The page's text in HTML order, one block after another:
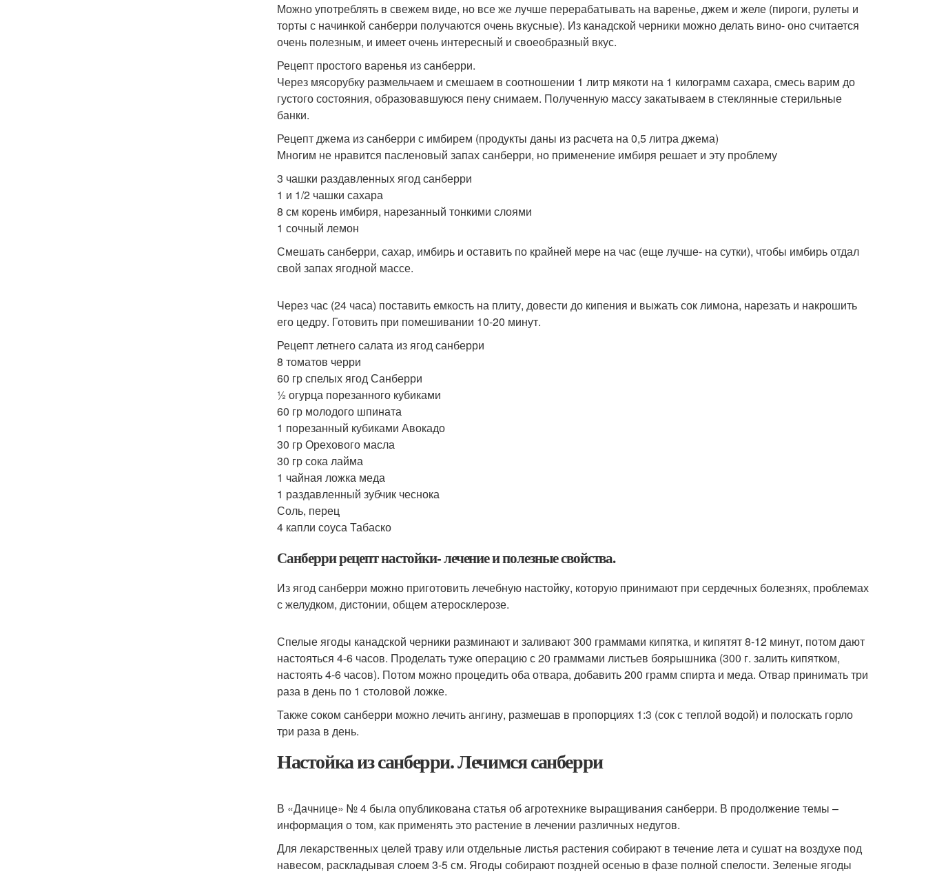
Можно употреблять в свежем виде, но все же лучше перерабатывать на варенье, джем и желе (пироги, рулеты и
торты с начинкой санберри получаются очень вкусные). Из канадской черники можно делать вино- оно считается
очень полезным, и имеет очень интересный и своеобразный вкус.
Рецепт простого варенья из санберри.
Через мясорубку размельчаем и смешаем в соотношении 1 литр мякоти на 1 килограмм сахара, смесь варим до
густого состояния, образовавшуюся пену снимаем. Полученную массу закатываем в стеклянные стерильные
банки.
Рецепт джема из санберри с имбирем (продукты даны из расчета на 0,5 литра джема)
Многим не нравится пасленовый запах санберри, но применение имбиря решает и эту проблему
3 чашки раздавленных ягод санберри
1 и 1/2 чашки сахара
8 см корень имбиря, нарезанный тонкими слоями
1 сочный лемон
Смешать санберри, сахар, имбирь и оставить по крайней мере на час (еще лучше- на сутки), чтобы имбирь отдал
свой запах ягодной массе.
Через час (24 часа) поставить емкость на плиту, довести до кипения и выжать сок лимона, нарезать и накрошить
его цедру. Готовить при помешивании 10-20 минут.
Рецепт летнего салата из ягод санберри
8 томатов черри
60 гр спелых ягод Санберри
½ огурца порезанного кубиками
60 гр молодого шпината
1 порезанный кубиками Авокадо
30 гр Орехового масла
30 гр сока лайма
1 чайная ложка меда
1 раздавленный зубчик чеснока
Соль, перец
4 капли соуса Табаско
Санберри рецепт настойки- лечение и полезные свойства.
Из ягод санберри можно приготовить лечебную настойку, которую принимают при сердечных болезнях, проблемах
с желудком, дистонии, общем атеросклерозе.
Спелые ягоды канадской черники разминают и заливают 300 граммами кипятка, и кипятят 8-12 минут, потом дают
настояться 4-6 часов. Проделать туже операцию с 20 граммами листьев боярышника (300 г. залить кипятком,
настоять 4-6 часов). Потом можно процедить оба отвара, добавить 200 грамм спирта и меда. Отвар принимать три
раза в день по 1 столовой ложке.
Также соком санберри можно лечить ангину, размешав в пропорциях 1:3 (сок с теплой водой) и полоскать горло
три раза в день.
Настойка из санберри. Лечимся санберри
В «Дачнице» № 4 была опубликована статья об агротехнике выращивания санберри. В продолжение темы –
информация о том, как применять это растение в лечении различных недугов.
Для лекарственных целей траву или отдельные листья растения собирают в течение лета и сушат на воздухе под
навесом, раскладывая слоем 3-5 см. Ягоды собирают поздней осенью в фазе полной спелости. Зеленые ягоды